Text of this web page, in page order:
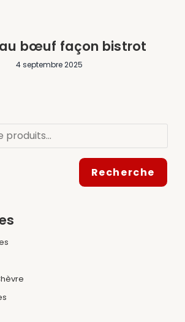
bœuf façon bistrot
4 septembre 2025
Recherche